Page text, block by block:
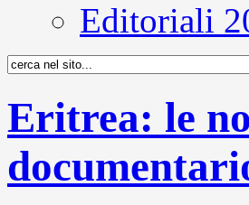
Editoriali
Eritrea: le